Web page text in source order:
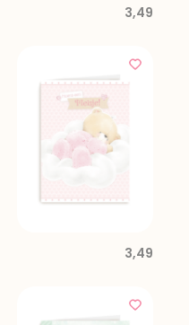
3,49
3,49